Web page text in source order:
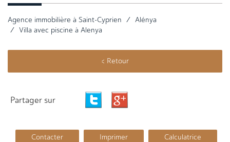
Agence immobilière à Saint-Cyprien
Alénya
Villa avec piscine à Alenya
< Retour
Partager sur
Contacter Imprimer Calculatrice